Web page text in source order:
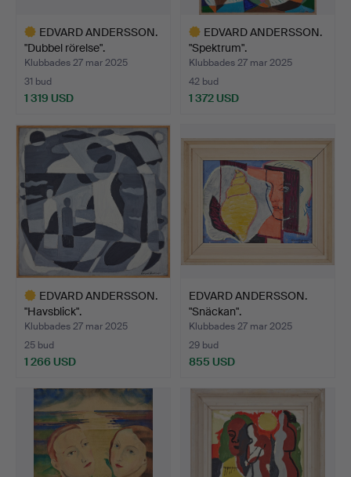
EDVARD ANDERSSON.
"Dubbel rörelse".
Klubbades 27 mar 2025
31 bud
1 319 USD
föremål
EDVARD ANDERSSON.
"Spektrum".
Klubbades 27 mar 2025
42 bud
1 372 USD
föremål
EDVARD ANDERSSON.
"Havsblick".
Klubbades 27 mar 2025
25 bud
1 266 USD
föremål
EDVARD ANDERSSON.
"Snäckan".
Klubbades 27 mar 2025
29 bud
855 USD